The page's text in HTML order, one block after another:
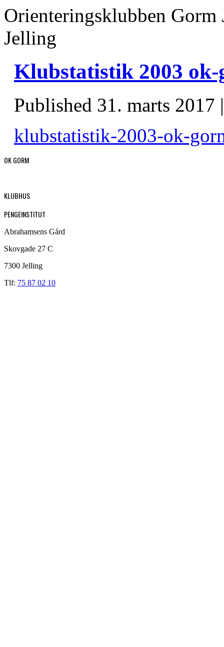
Orienteringsklubben
Jelling
Klubstatistik 2003
Published 31. marts 2017
klubstatistik-2003-ok-
OK GORM
KLUBHUS
PENGEINSTITUT
Abrahamsens Gård
Skovgade 27 C
7300 Jelling
Tlf: 75 87 02 10